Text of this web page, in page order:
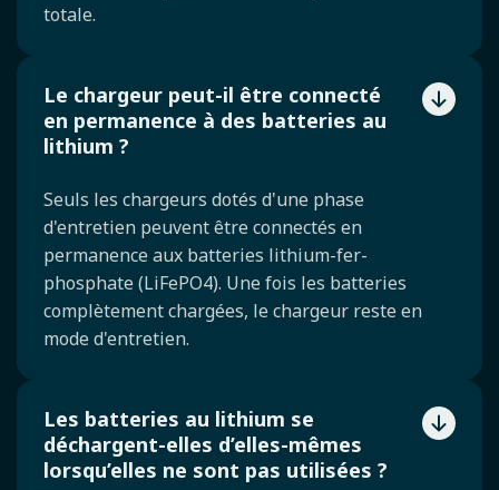
totale.
Le chargeur peut-il être connecté
en permanence à des batteries au
lithium ?
Seuls les chargeurs dotés d'une phase
d'entretien peuvent être connectés en
permanence aux batteries lithium-fer-
phosphate (LiFePO4). Une fois les batteries
complètement chargées, le chargeur reste en
mode d'entretien.
Les batteries au lithium se
déchargent-elles d’elles-mêmes
lorsqu’elles ne sont pas utilisées ?